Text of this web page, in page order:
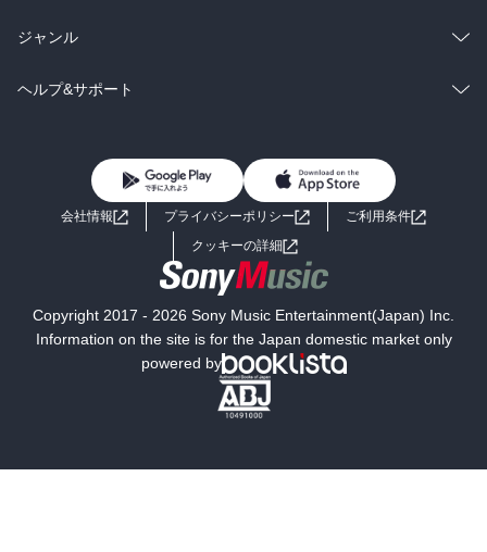
BL・TL
雑誌・グラビア
BL・TL
ラノベ
雑誌・グラビア
総合
ラノベ
ジャンル
コミック
ライトノベル 男子向けラノベ
小説
海外小説
ミステリー SF
文学
ヘルプ&サポート
よくあるご質問 お問い合わせ
会社情報 プライバシーポリシー
ご利用条件
クッキーの詳細
Copyright 2017 - 2026 Sony Music Entertainment(Japan) Inc.
Information on the site is for the Japan domestic market only
powered by